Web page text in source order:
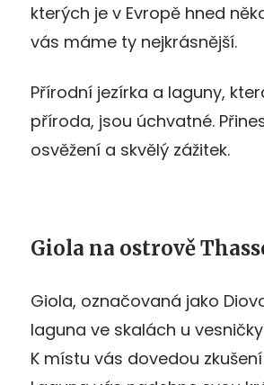
kterých je v Evropě hned
vás máme ty nejkrásnější.
Přírodní jezírka a laguny,
příroda, jsou úchvatné.
osvěžení a skvělý zážitek.
Giola na ostrově
Giola, označovaná jako
laguna ve skalách u
K místu vás dovedou